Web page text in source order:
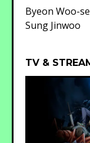
Byeon Woo-
Sung Jinwoo
TV &